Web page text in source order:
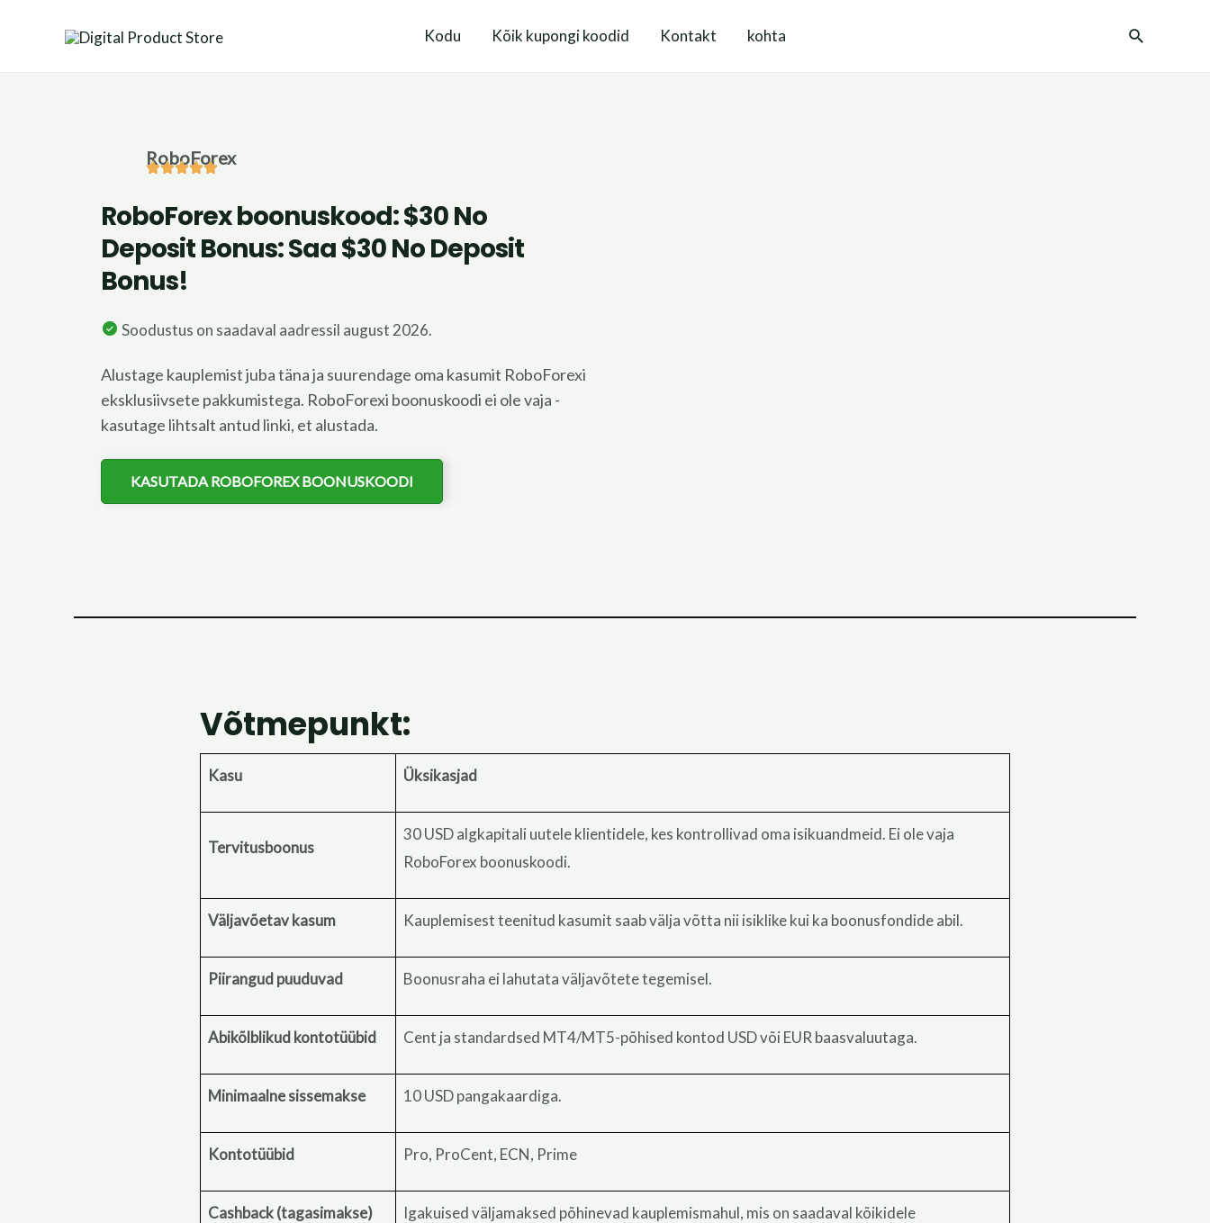
Kodu Kõik kupongi koodid Kontakt kohta
RoboForex
RoboForex boonuskood: $30 No
Deposit Bonus: Saa $30 No Deposit
Bonus!
Soodustus on saadaval aadressil august 2026.
Alustage kauplemist juba täna ja suurendage oma kasumit RoboForexi
eksklusiivsete pakkumistega. RoboForexi boonuskoodi ei ole vaja -
kasutage lihtsalt antud linki, et alustada.
KASUTADA ROBOFOREX BOONUSKOODI
Võtmepunkt:
Kasu Üksikasjad
Tervitusboonus
30 USD algkapitali uutele klientidele, kes kontrollivad oma isikuandmeid. Ei ole vaja
RoboForex boonuskoodi.
Väljavõetav kasum Kauplemisest teenitud kasumit saab välja võtta nii isiklike kui ka boonusfondide abil.
Piirangud puuduvad Boonusraha ei lahutata väljavõtete tegemisel.
Abikõlblikud kontotüübid Cent ja standardsed MT4/MT5-põhised kontod USD või EUR baasvaluutaga.
Minimaalne sissemakse 10 USD pangakaardiga.
Kontotüübid Pro, ProCent, ECN, Prime
Cashback (tagasimakse)
Igakuised väljamaksed põhinevad kauplemismahul, mis on saadaval kõikidele